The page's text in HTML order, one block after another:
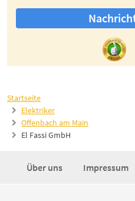
Startseite
Elektriker
Offenbach am Main
El Fassi GmbH
Über uns Impressum